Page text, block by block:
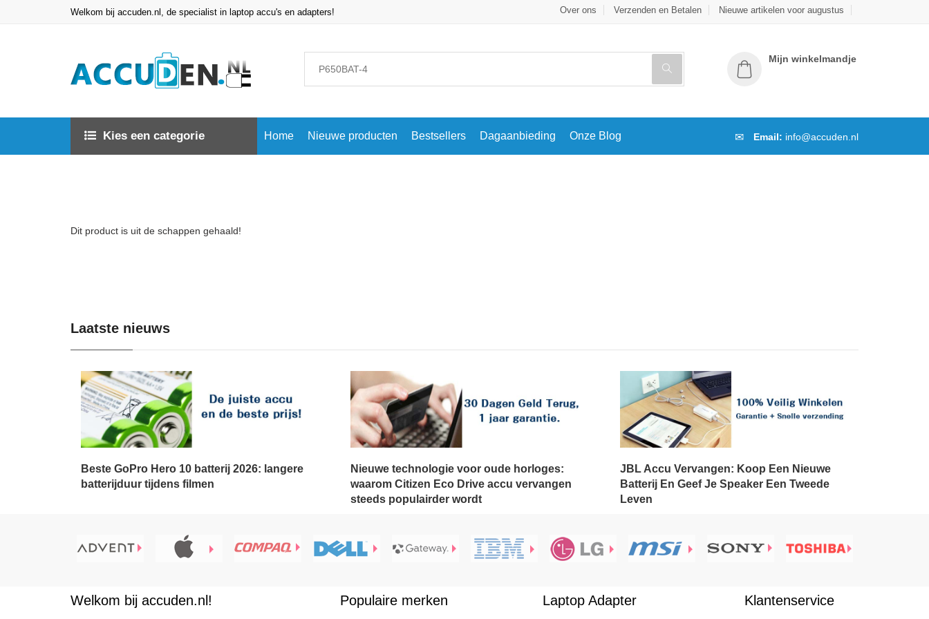
Welkom bij accuden.nl, de specialist in laptop accu's en adapters! Over ons Verzenden en Betalen Nieuwe artikelen voor augustus
Mijn winkelmandje
Kies een categorie Home Nieuwe producten Bestsellers Dagaanbieding Onze Blog Email: info@accuden.nl
Dit product is uit de schappen gehaald!
Laatste nieuws
Beste GoPro Hero 10 batterij 2026: langere
batterijduur tijdens filmen
Nieuwe technologie voor oude horloges:
waarom Citizen Eco Drive accu vervangen
steeds populairder wordt
JBL Accu Vervangen: Koop Een Nieuwe
Batterij En Geef Je Speaker Een Tweede
Leven
Welkom bij accuden.nl! Populaire merken Laptop Adapter Klantenservice